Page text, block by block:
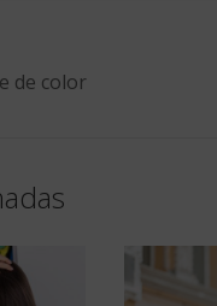
de color